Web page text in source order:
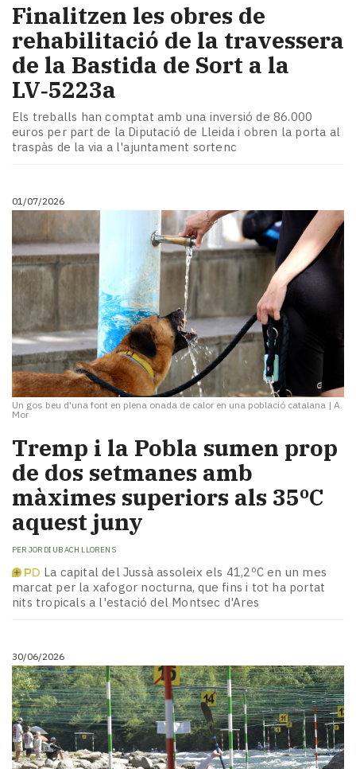
Finalitzen les obres de
rehabilitació de la travessera
de la Bastida de Sort a la
LV‑5223a
Els treballs han comptat amb una inversió de 86.000
euros per part de la Diputació de Lleida i obren la porta al
traspàs de la via a l'ajuntament sortenc
01/07/2026
Un gos beu d'una font en plena onada de calor en una població catalana | A.
Mor
Tremp i la Pobla sumen prop
de dos setmanes amb
màximes superiors als 35ºC
aquest juny
PER JORDI UBACH LLORENS
La capital del Jussà assoleix els 41,2ºC en un mes
marcat per la xafogor nocturna, que fins i tot ha portat
nits tropicals a l'estació del Montsec d'Ares
30/06/2026